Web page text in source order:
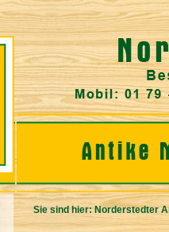
Sie sind hier: Norderstedter